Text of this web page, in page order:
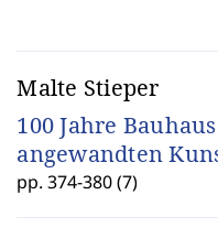
Malte Stieper
100 Jahre
angewandten
pp. 374-380 (7)